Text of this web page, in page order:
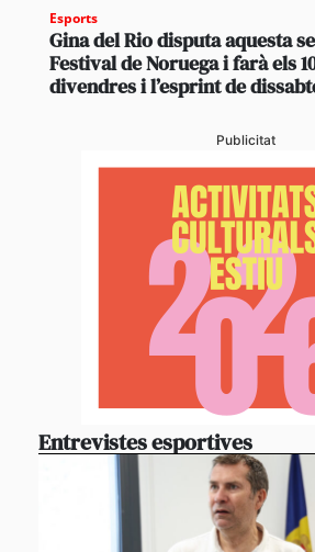
Esports
Gina del Rio disputa aquesta
Festival de Noruega i farà els
divendres i l’esprint de
Publicitat
Entrevistes esportives